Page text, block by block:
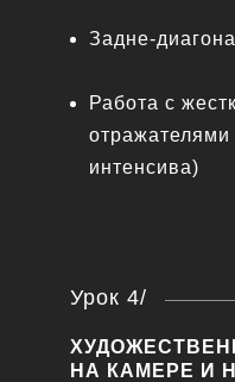
Задне-
Работа с
отражателями
интенсива)
Урок 4/
НА КАМЕРЕ И